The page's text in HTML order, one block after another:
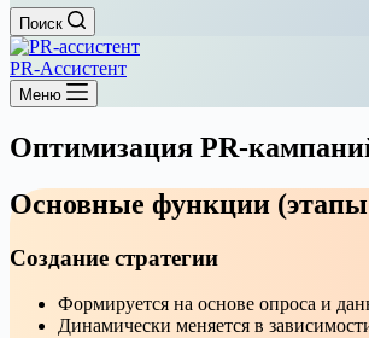
Поиск
PR-Ассистент
Меню
Оптимизация PR-
Основные функции
Создание стратегии
Формируется на основе опроса и
Динамически меняется в